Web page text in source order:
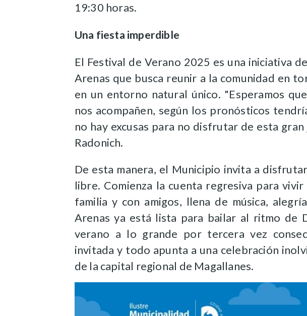
19:30 horas.
Una fiesta imperdible
El Festival de Verano 2025 es una iniciativa
Arenas que busca reunir a la comunidad en
en un entorno natural único. "Esperamos
nos acompañen, según los pronósticos
no hay excusas para no disfrutar de esta
Radonich.
De esta manera, el Municipio invita a
libre. Comienza la cuenta regresiva para
familia y con amigos, llena de música,
Arenas ya está lista para bailar al ritmo de
verano a lo grande por tercera vez
invitada y todo apunta a una celebración
de la capital regional de Magallanes.